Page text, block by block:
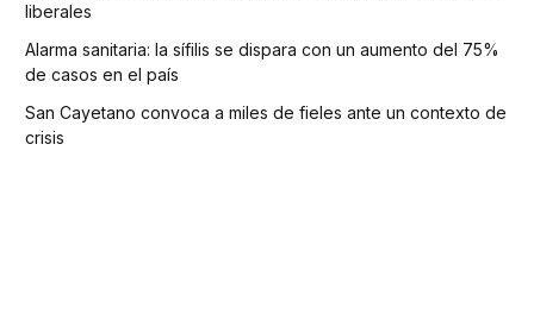
liberales
Alarma sanitaria: la sífilis se dispara con un aumento del 75%
de casos en el país
San Cayetano convoca a miles de fieles ante un contexto de
crisis